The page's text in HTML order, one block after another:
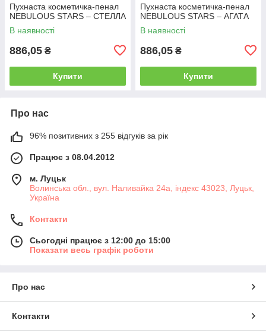
Пухнаста косметичка-пенал
NEBULOUS STARS – СТЕЛЛА
В наявності
886,05 ₴
Купити
Пухнаста косметичка-пенал
NEBULOUS STARS – АГАТА
В наявності
886,05 ₴
Купити
Про нас
96% позитивних з 255 відгуків за рік
Працює з 08.04.2012
м. Луцьк
Волинська обл., вул. Наливайка 24а, індекс 43023, Луцьк,
Україна
Контакти
Сьогодні працює з 12:00 до 15:00
Показати весь графік роботи
Про нас
Контакти